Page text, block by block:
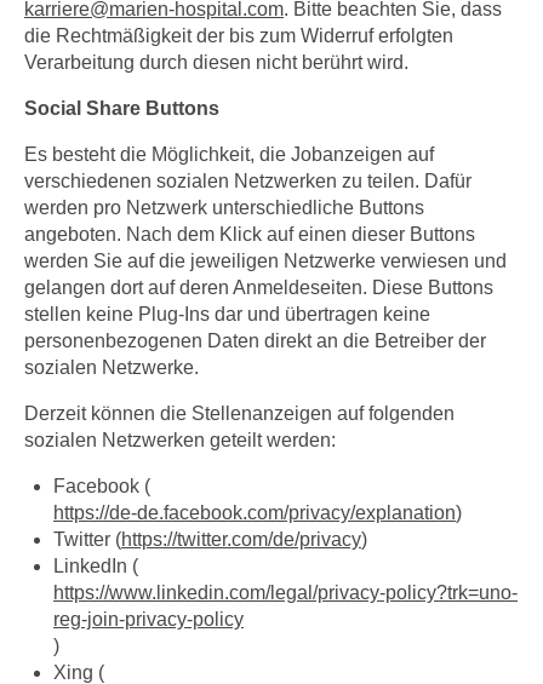
karriere@marien-hospital.com. Bitte beachten Sie, dass
die Rechtmäßigkeit der bis zum Widerruf erfolgten
Verarbeitung durch diesen nicht berührt wird.
Social Share Buttons
Es besteht die Möglichkeit, die Jobanzeigen auf
verschiedenen sozialen Netzwerken zu teilen. Dafür
werden pro Netzwerk unterschiedliche Buttons
angeboten. Nach dem Klick auf einen dieser Buttons
werden Sie auf die jeweiligen Netzwerke verwiesen und
gelangen dort auf deren Anmeldeseiten. Diese Buttons
stellen keine Plug-Ins dar und übertragen keine
personenbezogenen Daten direkt an die Betreiber der
sozialen Netzwerke.
Derzeit können die Stellenanzeigen auf folgenden
sozialen Netzwerken geteilt werden:
Facebook (
https://de-de.facebook.com/privacy/explanation)
Twitter (https://twitter.com/de/privacy)
LinkedIn (
https://www.linkedin.com/legal/privacy-policy?trk=uno-
reg-join-privacy-policy
)
Xing (